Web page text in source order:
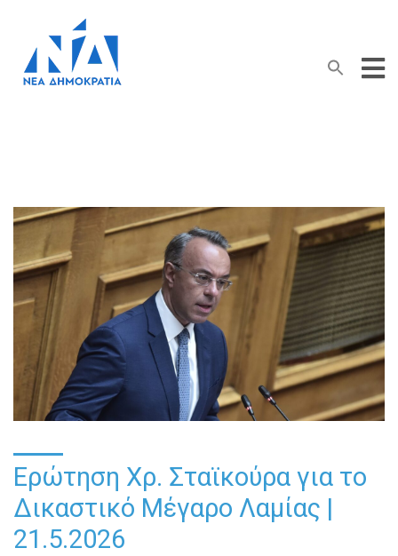
Search
for:
Search Button
Ερώτηση Χρ. Σταϊκούρα για το
Δικαστικό Μέγαρο Λαμίας |
21.5.2026